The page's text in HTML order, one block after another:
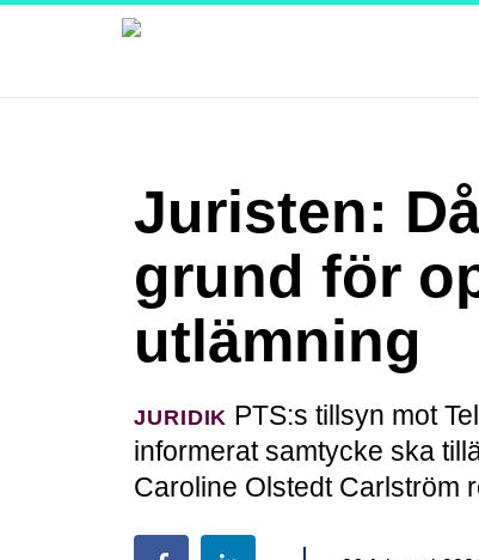
Juristen:
grund för
utlämning
JURIDIK PTS:s tillsyn mot
informerat samtycke ska
Caroline Olstedt Carlström